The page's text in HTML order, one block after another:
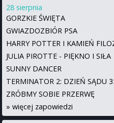
28 sierpnia
GORZKIE ŚWIĘTA
GWIAZDOZBIÓR PSA
HARRY POTTER I KAMIEŃ
JULIA PIROTTE - PIĘKNO I SIŁA
SUNNY DANCER
TERMINATOR 2: DZIEŃ SĄDU
ZRÓBMY SOBIE PRZERWĘ
» więcej zapowiedzi